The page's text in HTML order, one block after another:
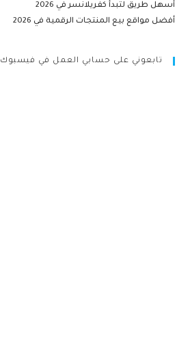
أسهل طريق لتبدأ كفريلانسر في 2026
أفضل مواقع بيع المنتجات الرقمية في 2026
تابعوني على حسابي العمل في فيسبوك